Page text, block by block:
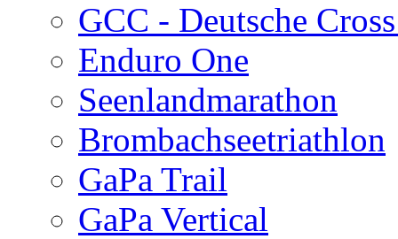
GCC - Deutsche
Enduro One
Seenlandmarathon
Brombachseetriathlon
GaPa Trail
GaPa Vertical